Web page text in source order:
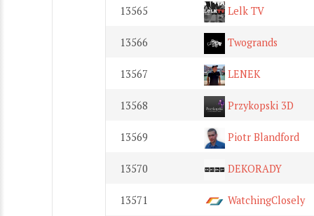
13565 Lelk TV
13566 Twogrands
13567 LENEK
13568 Przykopski 3D
13569 Piotr Blandford
13570 DEKORADY
13571 WatchingClosely